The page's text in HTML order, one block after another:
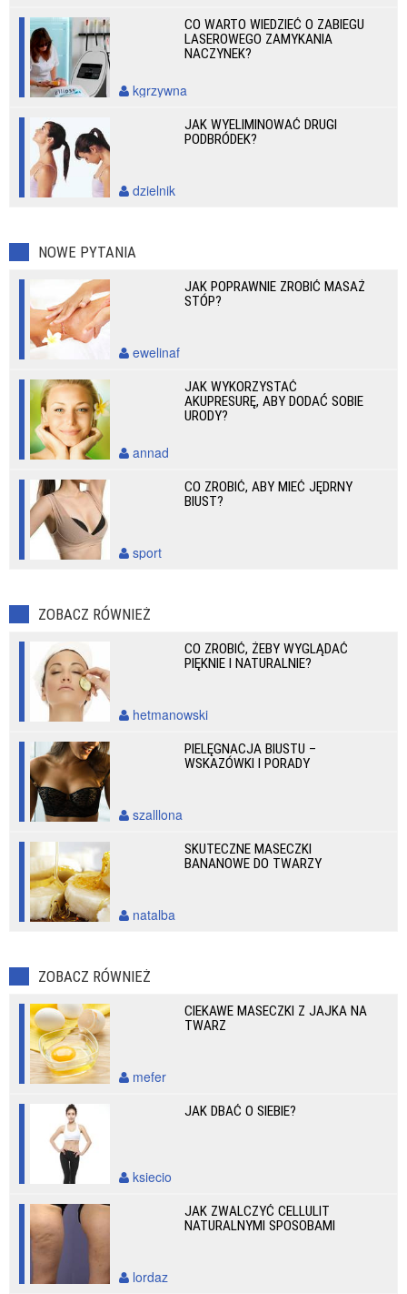
CO WARTO WIEDZIEĆ O ZABIEGU
LASEROWEGO ZAMYKANIA
NACZYNEK?
kgrzywna
JAK WYELIMINOWAĆ DRUGI
PODBRÓDEK?
dzielnik
NOWE PYTANIA
JAK POPRAWNIE ZROBIĆ MASAŻ
STÓP?
ewelinaf
JAK WYKORZYSTAĆ
AKUPRESURĘ, ABY DODAĆ SOBIE
URODY?
annad
CO ZROBIĆ, ABY MIEĆ JĘDRNY
BIUST?
sport
ZOBACZ RÓWNIEŻ
CO ZROBIĆ, ŻEBY WYGLĄDAĆ
PIĘKNIE I NATURALNIE?
hetmanowski
PIELĘGNACJA BIUSTU –
WSKAZÓWKI I PORADY
szalllona
SKUTECZNE MASECZKI
BANANOWE DO TWARZY
natalba
ZOBACZ RÓWNIEŻ
CIEKAWE MASECZKI Z JAJKA NA
TWARZ
mefer
JAK DBAĆ O SIEBIE?
ksiecio
JAK ZWALCZYĆ CELLULIT
NATURALNYMI SPOSOBAMI
lordaz